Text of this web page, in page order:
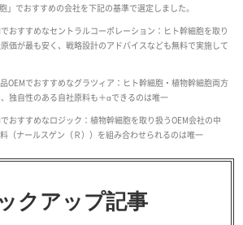
」でおすすめの会社を下記の基準で選定しました。
でおすすめなセントラルコーポレーション：ヒト幹細胞を取り
価が最も安く、戦略設計のアドバイスなども無料で実施して
OEMでおすすめなグラツィア：ヒト幹細胞・植物幹細胞両方
独自性のある自社原料も＋αできるのは唯一
でおすすめなロジック：植物幹細胞を取り扱うOEM会社の中
（ナールスゲン（Ｒ））を組み合わせられるのは唯一
クアップ記事